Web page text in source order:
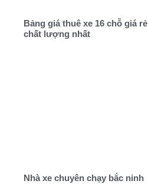
Bảng giá thuê xe 16 chỗ giá
chất lượng nhất
Nhà xe chuyên chạy bắc ninh